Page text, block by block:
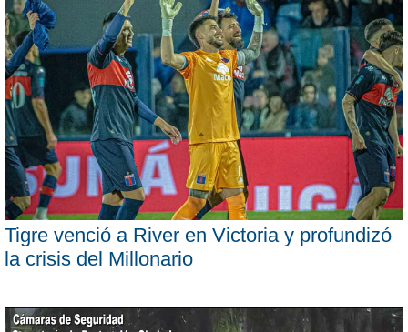
Tigre venció a River en Victoria y profundizó
la crisis del Millonario